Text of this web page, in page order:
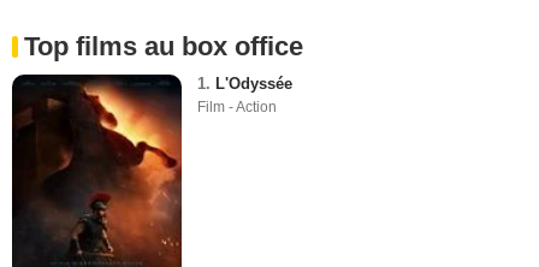
Top films au box office
1. L'Odyssée
Film - Action